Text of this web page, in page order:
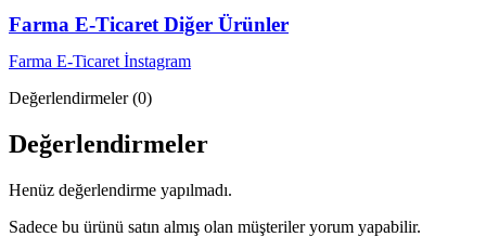
Farma E-Ticaret Diğer Ürünler
Farma E-Ticaret İnstagram
Değerlendirmeler (0)
Değerlendirmeler
Henüz değerlendirme yapılmadı.
Sadece bu ürünü satın almış olan müşteriler yorum yapabilir.